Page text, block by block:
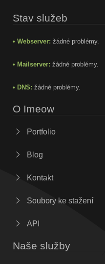
Stav služeb
• Webserver: žádné problémy.
• Mailserver: žádné problémy.
• DNS: žádné problémy.
O Imeow
Portfolio
Blog
Kontakt
Soubory ke stažení
API
Naše služby